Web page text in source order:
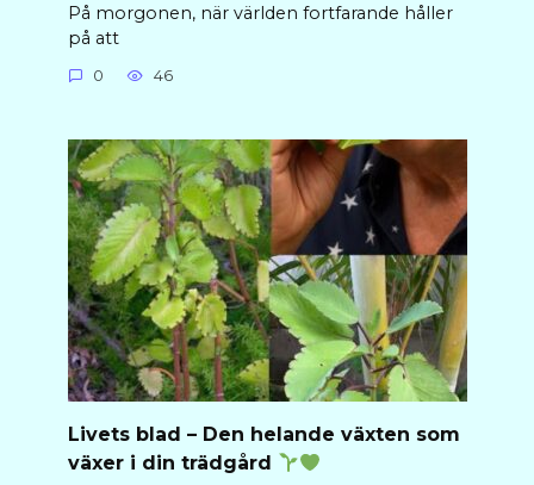
På morgonen, när världen fortfarande håller
på att
0 46
Livets blad – Den helande växten som
växer i din trädgård